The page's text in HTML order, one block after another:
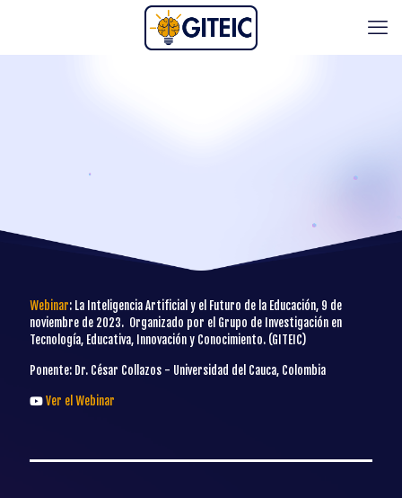
Webinar: La Inteligencia Artificial y el Futuro de la Educación, 9 de
noviembre de 2023. Organizado por el Grupo de Investigación en
Tecnología, Educativa, Innovación y Conocimiento. (GITEIC)
Ponente: Dr. César Collazos - Universidad del Cauca, Colombia
Ver el Webinar